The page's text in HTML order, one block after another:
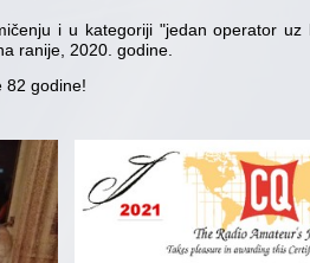
i u kategoriji "jedan operator uz
ranije, 2020. godine.
82 godine!